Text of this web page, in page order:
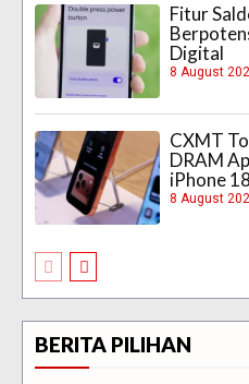
Fitur
Digital
8 August
CXMT
DRAM
iPhone 18
8 August
BERITA PILIHAN